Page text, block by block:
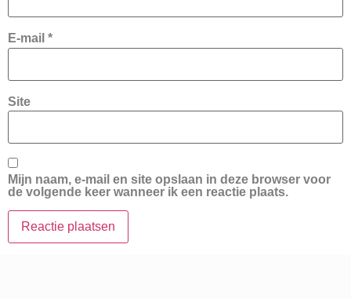
E-mail *
Site
Mijn naam, e-mail en site opslaan in deze browser voor
de volgende keer wanneer ik een reactie plaats.